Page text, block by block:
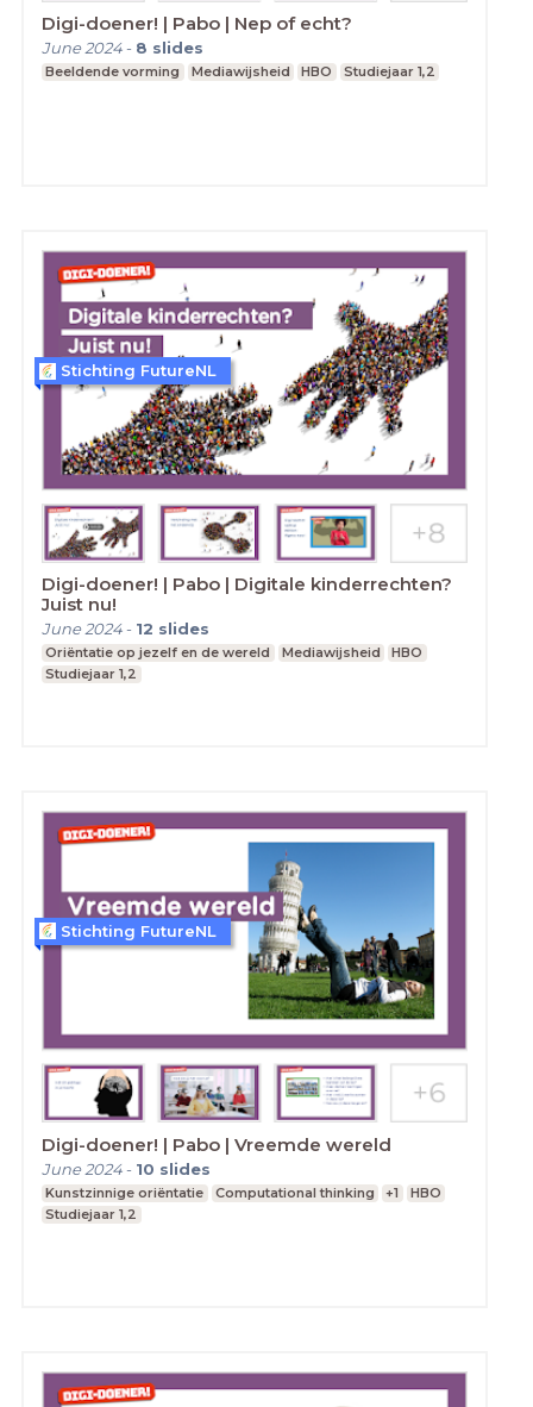
Digi-doener! | Pabo | Nep of echt?
June 2024- 8 slides
Beeldende vorming Mediawijsheid HBO Studiejaar 1,2
Digi-doener! | Pabo | Digitale kinderrechten?
Juist nu!
June 2024- 12 slides
Oriëntatie op jezelf en de wereld Mediawijsheid
HBO
Studiejaar 1,2
Stichting FutureNL
Digi-doener! | Pabo | Vreemde wereld
June 2024- 10 slides
Kunstzinnige oriëntatie Computational thinking +1
HBO
Studiejaar 1,2
Stichting FutureNL